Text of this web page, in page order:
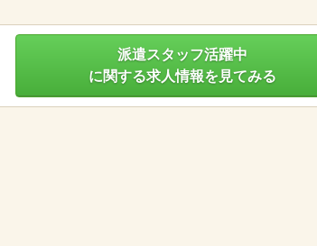
派遣スタッフ活躍中
に関する求人情報を見てみる